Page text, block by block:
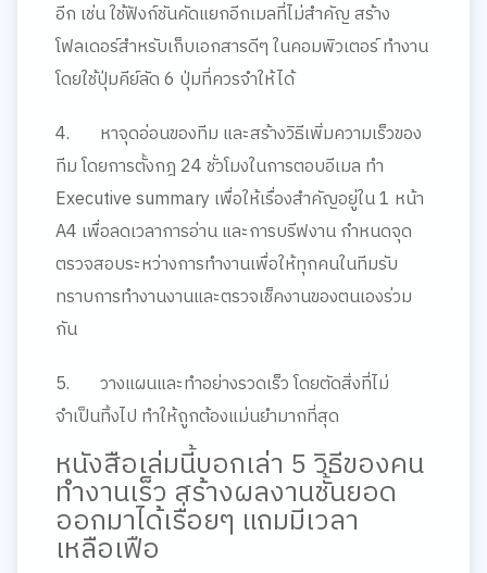
อีก เช่น ใช้ฟังก์ชันคัดแยกอีกเมลที่ไม่สำคัญ สร้าง
โฟลเดอร์สำหรับเก็บเอกสารดีๆ ในคอมพิวเตอร์ ทำงาน
โดยใช้ปุ่มคีย์ลัด6 ปุ่มที่ควรจำให้ได้
4.
หาจุดอ่อนของทีม และสร้างวิธีเพิ่มความเร็วของ
ทีมโดยการตั้งกฎ 24 ชั่วโมงในการตอบอีเมล ทำ
Executive summary เพื่อให้เรื่องสำคัญอยู่ใน 1 หน้า
A4 เพื่อลดเวลาการอ่าน และการบรีฟงาน กำหนดจุด
ตรวจสอบระหว่างการทำงานเพื่อให้ทุกคนในทีมรับ
ทราบการทำงานงานและตรวจเช็คงานของตนเองร่วม
กัน
5.
วางแผนและทำอย่างรวดเร็วโดยตัดสิ่งที่ไม่
จำเป็นทิ้งไป ทำให้ถูกต้องแม่นยำมากที่สุด
หนังสือเล่มนี้บอกเล่า 5 วิธีของคน
ทำงานเร็ว สร้างผลงานชั้นยอด
ออกมาได้เรื่อยๆ แถมมีเวลา
เหลือเฟือ